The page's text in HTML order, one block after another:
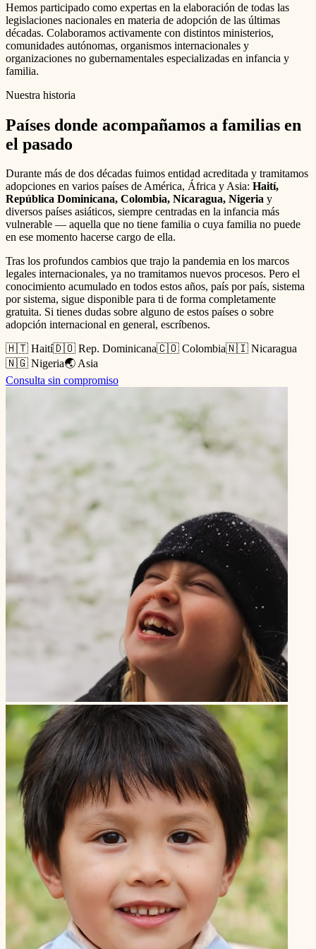
Hemos participado como expertas en la elaboración de todas las
legislaciones nacionales en materia de adopción de las últimas
décadas. Colaboramos activamente con distintos ministerios,
comunidades autónomas, organismos internacionales y
organizaciones no gubernamentales especializadas en infancia y
familia.
Nuestra historia
Países donde acompañamos a familias en
el pasado
Durante más de dos décadas fuimos entidad acreditada y tramitamos
adopciones en varios países de América, África y Asia: Haití,
República Dominicana, Colombia, Nicaragua, Nigeria y
diversos países asiáticos, siempre centradas en la infancia más
vulnerable — aquella que no tiene familia o cuya familia no puede
en ese momento hacerse cargo de ella.
Tras los profundos cambios que trajo la pandemia en los marcos
legales internacionales, ya no tramitamos nuevos procesos. Pero el
conocimiento acumulado en todos estos años, país por país, sistema
por sistema, sigue disponible para ti de forma completamente
gratuita. Si tienes dudas sobre alguno de estos países o sobre
adopción internacional en general, escríbenos.
🇭🇹 Haití🇩🇴 Rep. Dominicana🇨🇴 Colombia🇳🇮 Nicaragua
🇳🇬 Nigeria🌏 Asia
Consulta sin compromiso